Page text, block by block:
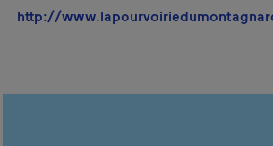
http://